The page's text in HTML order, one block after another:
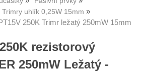
Trimry uhlík 0,25W 15mm
250K Trimr ležatý 250mW 15mm
rezistorový
250mW Ležatý -